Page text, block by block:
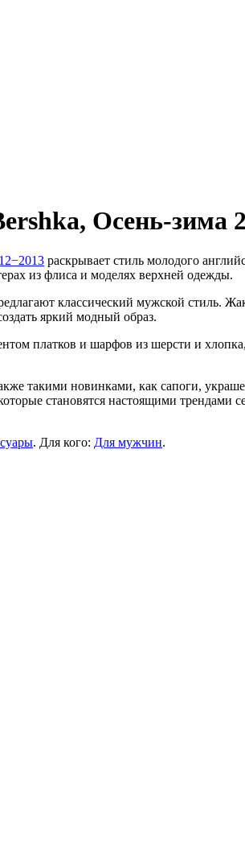
Осень-зима
раскрывает стиль молодого
из флиса и моделях верхней одежды.
классический мужской стиль.
яркий модный образ.
платков и шарфов из шерсти и
такими новинками, как сапоги,
становятся настоящими трендами
. Для кого: Для мужчин.